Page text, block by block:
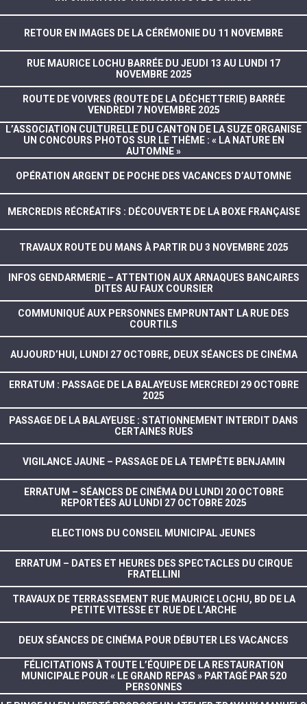
RETOUR EN IMAGES DE LA CÉRÉMONIE DU 11 NOVEMBRE
RUE MAURICE LOCHU BARRÉE DU JEUDI 13 AU LUNDI 17
NOVEMBRE 2025
ROUTE DE VOIVRES (ROUTE DE LA DÉCHETTERIE) BARRÉE
VENDREDI 7 NOVEMBRE 2025
L’ASSOCIATION CULTURELLE DU CANTON DE LA SUZE ORGANISE
UN CONCOURS PHOTOS SUR LE THÈME : « LA NATURE EN
AUTOMNE »
OPÉRATION ARGENT DE POCHE DES VACANCES D’AUTOMNE
MERCREDIS RÉCRÉATIFS : DÉCOUVERTE DE LA BOXE FRANÇAISE
TRAVAUX ROUTE DU MANS À PARTIR DU 3 NOVEMBRE 2025
INFOS GENDARMERIE – ATTENTION AUX ARNAQUES BANCAIRES
DITES AU FAUX COURSIER
COMMUNIQUÉ AUX PERSONNES EMPRUNTANT LA RUE DES
COURTILS
AUJOURD’HUI, LUNDI 27 OCTOBRE, DEUX SÉANCES DE CINÉMA
ERRATUM : PASSAGE DE LA BALAYEUSE MERCREDI 29 OCTOBRE
2025
PASSAGE DE LA BALAYEUSE : STATIONNEMENT INTERDIT DANS
CERTAINES RUES
VIGILANCE JAUNE – PASSAGE DE LA TEMPÊTE BENJAMIN
ERRATUM – SÉANCES DE CINÉMA DU LUNDI 20 OCTOBRE
REPORTÉES AU LUNDI 27 OCTOBRE 2025
ELECTIONS DU CONSEIL MUNICIPAL JEUNES
ERRATUM – DATES ET HEURES DES SPECTACLES DU CIRQUE
FRATELLINI
TRAVAUX DE TERRASSEMENT RUE MAURICE LOCHU, BD DE LA
PETITE VITESSE ET RUE DE L’ARCHE
DEUX SÉANCES DE CINÉMA POUR DÉBUTER LES VACANCES
FÉLICITATIONS À TOUTE L’ÉQUIPE DE LA RESTAURATION
MUNICIPALE POUR « LE GRAND REPAS » PARTAGÉ PAR 520
PERSONNES